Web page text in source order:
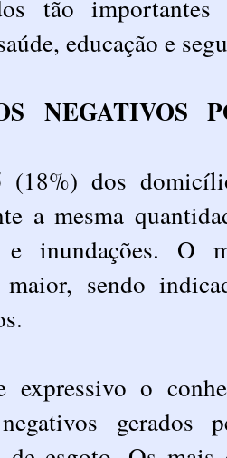
tão
educação e
NEGATIVOS
(18%) dos
a mesma
e inundações. O
maior, sendo
expressivo o